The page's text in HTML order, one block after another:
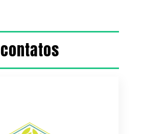
contatos